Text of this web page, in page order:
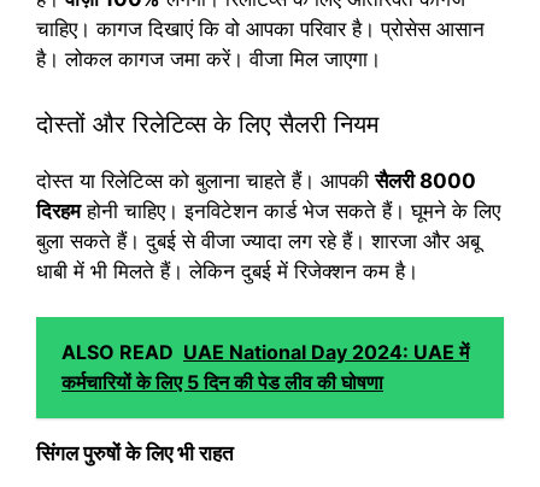
चाहिए। कागज दिखाएं कि वो आपका परिवार है। प्रोसेस आसान
है। लोकल कागज जमा करें। वीजा मिल जाएगा।
दोस्तों और रिलेटिव्स के लिए सैलरी नियम
दोस्त या रिलेटिव्स को बुलाना चाहते हैं। आपकीसैलरी 8000
दिरहमहोनी चाहिए। इनविटेशन कार्ड भेज सकते हैं। घूमने के लिए
बुला सकते हैं। दुबई से वीजा ज्यादा लग रहे हैं। शारजा और अबू
धाबी में भी मिलते हैं। लेकिन दुबई में रिजेक्शन कम है।
ALSO READ UAE National Day 2024: UAE में
कर्मचारियों के लिए 5 दिन की पेड लीव की घोषणा
सिंगल पुरुषों के लिए भी राहत